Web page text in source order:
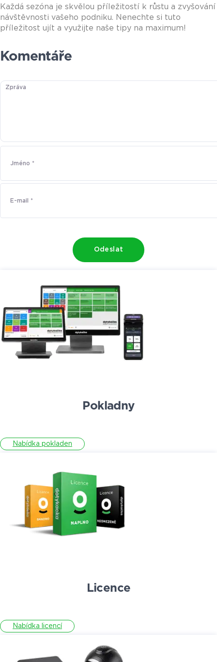
Každá sezóna je skvělou příležitostí k růstu a zvyšování
návštěvnosti vašeho podniku. Nenechte si tuto
příležitost ujít a využijte naše tipy na maximum!
Komentáře
Odeslat
Pokladny
Nabídka pokladen
Licence
Nabídka licencí